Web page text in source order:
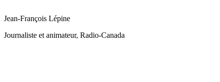
Jean-François Lépine
Journaliste et animateur, Radio-Canada